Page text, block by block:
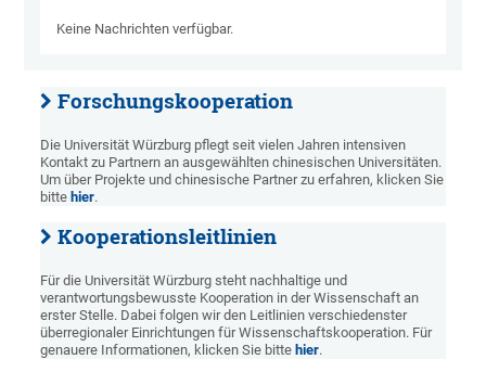
Keine Nachrichten verfügbar.
Forschungskooperation
Die Universität Würzburg pflegt seit vielen Jahren intensiven
Kontakt zu Partnern an ausgewählten chinesischen Universitäten.
Um über Projekte und chinesische Partner zu erfahren, klicken Sie
bitte hier.
Kooperationsleitlinien
Für die Universität Würzburg steht nachhaltige und
verantwortungsbewusste Kooperation in der Wissenschaft an
erster Stelle. Dabei folgen wir den Leitlinien verschiedenster
überregionaler Einrichtungen für Wissenschaftskooperation. Für
genauere Informationen, klicken Sie bitte hier.